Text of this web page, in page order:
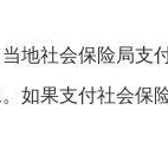
地社会保险局支
如果支付社会保